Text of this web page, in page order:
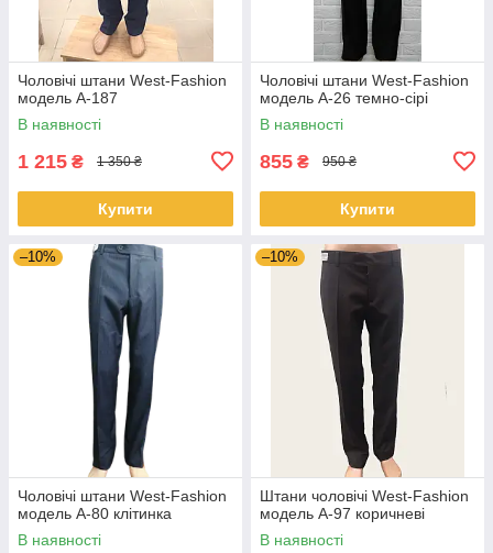
Чоловічі штани West-Fashion
модель A-187
В наявності
1 215 ₴ 1 350 ₴
Купити
Чоловічі штани West-Fashion
модель A-26 темно-сірі
В наявності
855 ₴ 950 ₴
Купити
–10%
Чоловічі штани West-Fashion
модель A-80 клітинка
В наявності
–10%
Штани чоловічі West-Fashion
модель А-97 коричневі
В наявності